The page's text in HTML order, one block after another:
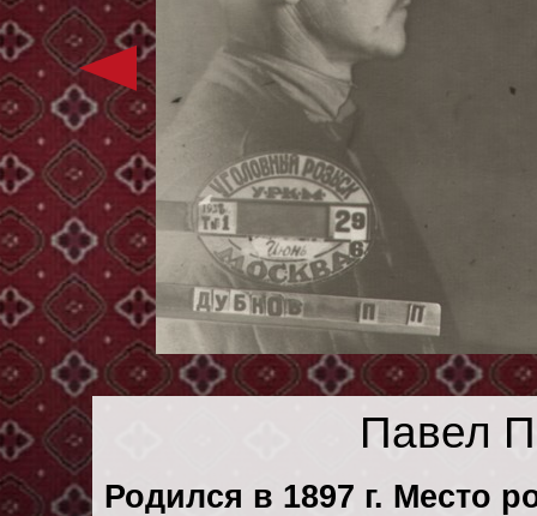
Павел
Родился в 1897 г. Место